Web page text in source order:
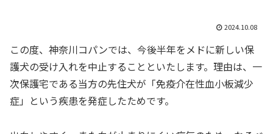
2024.10.08
この度、神奈川コパンでは、今後半年をメドに新しい保
護犬の受け入れを中止することといたします。理由は、一
次保護宅である当方の先住犬が「免疫介在性血小板減少
症」という疾患を発症したためです。